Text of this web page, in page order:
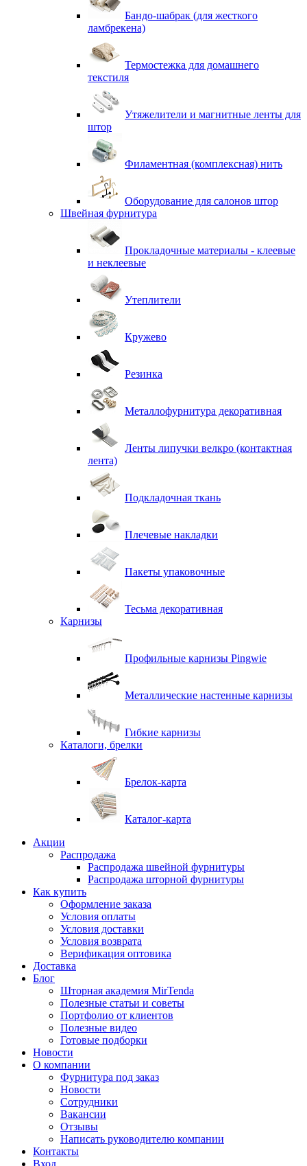
Бандо-шабрак (для жесткого
ламбрекена)
Термостежка для домашнего
текстиля
Утяжелители и магнитные ленты для
штор
Филаментная (комплексная) нить
Оборудование для салонов штор
Швейная фурнитура
Прокладочные материалы - клеевые
и неклеевые
Утеплители
Кружево
Резинка
Металлофурнитура декоративная
Ленты липучки велкро (контактная
лента)
Подкладочная ткань
Плечевые накладки
Пакеты упаковочные
Тесьма декоративная
Карнизы
Профильные карнизы Pingwie
Металлические настенные карнизы
Гибкие карнизы
Каталоги, брелки
Брелок-карта
Каталог-карта
Акции
Распродажа
Распродажа швейной фурнитуры
Распродажа шторной фурнитуры
Как купить
Оформление заказа
Условия оплаты
Условия доставки
Условия возврата
Верификация оптовика
Доставка
Блог
Шторная академия MirTenda
Полезные статьи и советы
Портфолио от клиентов
Полезные видео
Готовые подборки
Новости
О компании
Фурнитура под заказ
Новости
Сотрудники
Вакансии
Отзывы
Написать руководителю компании
Контакты
Вход